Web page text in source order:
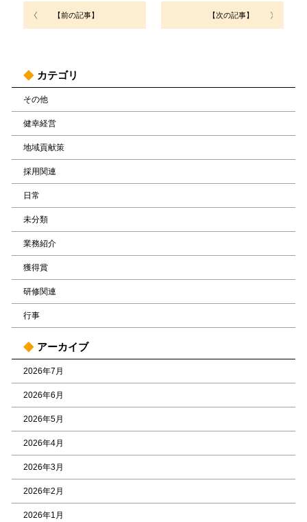
【前の記事】 【次の記事】
カテゴリ
その他
健幸経営
地域貢献策
採用関連
日常
未分類
業務紹介
獲得賞
研修関連
行事
アーカイブ
2026年7月
2026年6月
2026年5月
2026年4月
2026年3月
2026年2月
2026年1月